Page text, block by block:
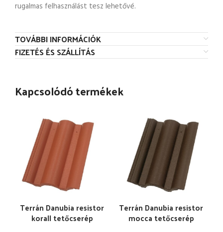
rugalmas felhasználást tesz lehetővé.
TOVÁBBI INFORMÁCIÓK
FIZETÉS ÉS SZÁLLÍTÁS
Kapcsolódó termékek
Terrán Danubia resistor
korall tetőcserép
Terrán Danubia resistor
mocca tetőcserép